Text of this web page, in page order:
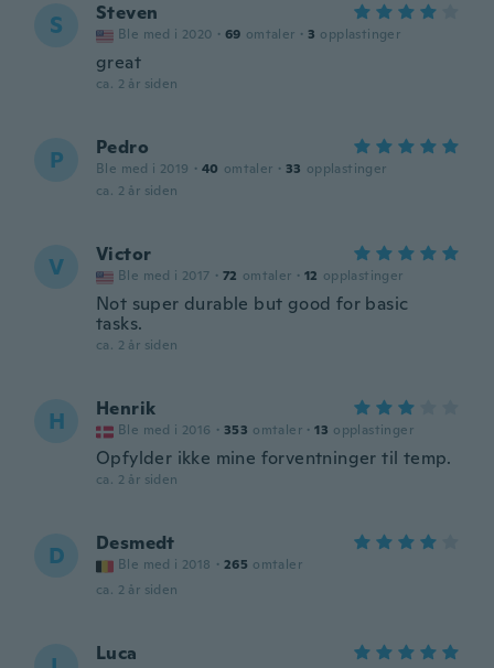
S Steven
Ble med i 2020 · 69 omtaler · 3 opplastinger
great
ca. 2 år siden
P Pedro
Ble med i 2019 · 40 omtaler · 33 opplastinger
ca. 2 år siden
V Victor
Ble med i 2017 · 72 omtaler · 12 opplastinger
Not super durable but good for basic
tasks.
ca. 2 år siden
H Henrik
Ble med i 2016 · 353 omtaler · 13 opplastinger
Opfylder ikke mine forventninger til temp.
ca. 2 år siden
D Desmedt
Ble med i 2018 · 265 omtaler
ca. 2 år siden
Luca